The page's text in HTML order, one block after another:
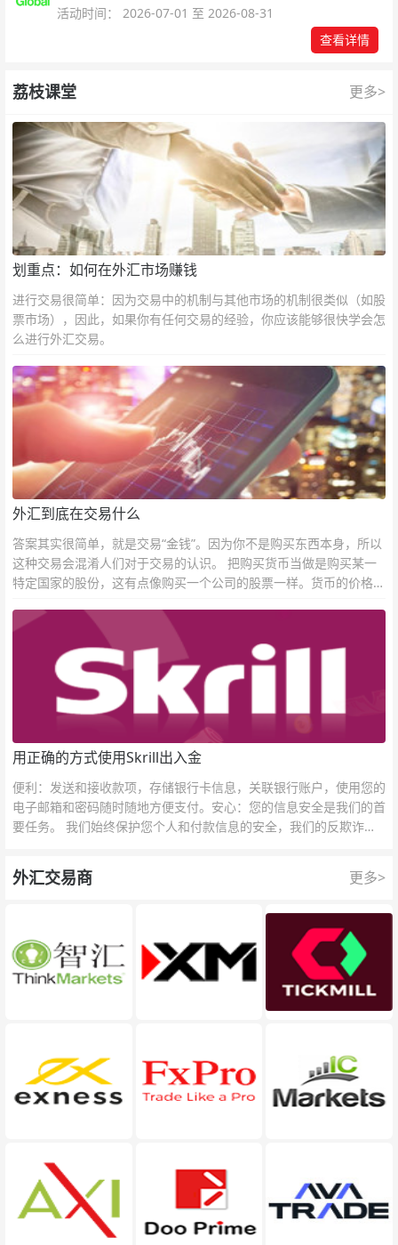
活动时间： 2026-07-01 至 2026-08-31
查看详情
荔枝课堂 更多>
划重点：如何在外汇市场赚钱
进行交易很简单：因为交易中的机制与其他市场的机制很类似（如股
票市场），因此，如果你有任何交易的经验，你应该能够很快学会怎
么进行外汇交易。
外汇到底在交易什么
答案其实很简单，就是交易“金钱”。因为你不是购买东西本身，所以
这种交易会混淆人们对于交易的认识。 把购买货币当做是购买某一
特定国家的股份，这有点像购买一个公司的股票一样。货币的价格直
用正确的方式使用Skrill出入金
便利：发送和接收款项，存储银行卡信息，关联银行账户，使用您的
电子邮箱和密码随时随地方便支付。安心：您的信息安全是我们的首
要任务。 我们始终保护您个人和付款信息的安全，我们的反欺诈团
外汇交易商 更多>